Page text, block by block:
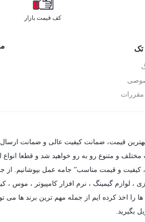
کف قیمت بازار
تک
مقررات
قیمت، ضمانت کیفیت عالی و ضمانت ارسال
و متنوع رو به رو خواهید شد و قطعا انواع
کیفیت و قیمت مناسب” جامه عمل بپوشانیم. از
، لوازم گیمینگ ، نرم افزار کامپیوتر ، موس ،
را اخذ کرده ایم از جمله مهم ترین برند ها می
بگیرید.